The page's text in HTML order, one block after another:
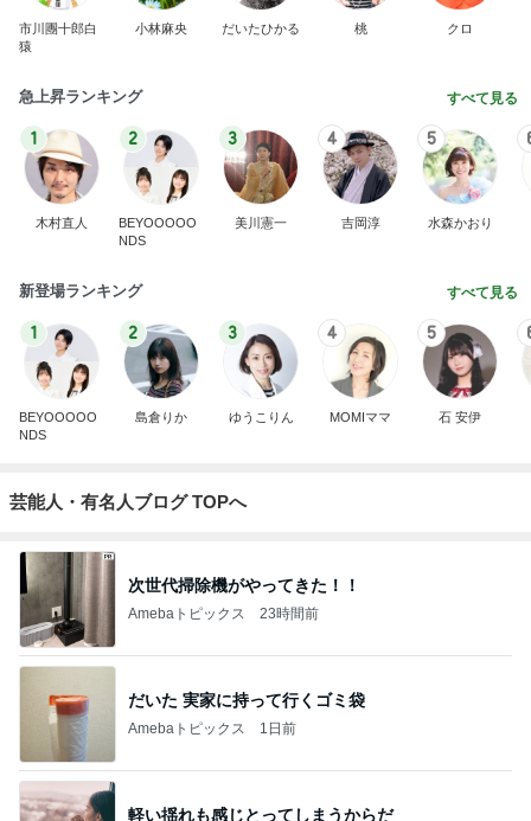
市川團十郎白
猿
小林麻央 だいたひかる 桃 クロ
急上昇ランキング すべて見る
1
木村直人
2
BEYOOOOO
NDS
3
美川憲一
4
吉岡淳
5
水森かおり
新登場ランキング すべて見る
1
BEYOOOOO
NDS
2
島倉りか
3
ゆうこりん
4
MOMIママ
5
石 安伊
芸能人・有名人ブログ TOPへ
次世代掃除機がやってきた！！
Amebaトピックス 23時間前
だいた 実家に持って行くゴミ袋
Amebaトピックス 1日前
軽い揺れも感じとってしまうからだ